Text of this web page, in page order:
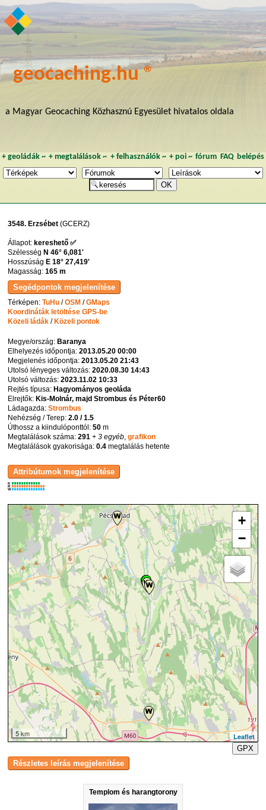
geocaching.hu ®
a Magyar Geocaching Közhasznú Egyesület hivatalos oldala
+ geoládák~ +megtalálások ~ + felhasználók~ + poi~ fórum FAQ belépés
3548. Erzsébet (GCERZ)
Templom és harangtorony
Állapot: kereshető ✅
Szélesség N 46° 6,081'
Hosszúság E 18° 27,419'
Magasság:165 m
Térképen:TuHu /OSM /GMaps
Koordináták letöltése GPS-be
Közeli ládák /Közeli pontok
Megye/ország:Baranya
Elhelyezés időpontja:2013.05.20 00:00
Megjelenés időpontja:2013.05.20 21:43
Utolsó lényeges változás:2020.08.30 14:43
Utolsó változás:2023.11.02 10:33
Rejtés típusa:Hagyományos geoláda
Elrejtők:Kis-Molnár, majd Strombus és Péter60
Ládagazda:Strombus
Nehézség / Terep:2.0 / 1.5
Úthossz a kiindulóponttól:50 m
Megtalálások száma:291 + 3 egyéb ,grafikon
Megtalálások gyakorisága:0.4 megtalálás hetente
K
R
W
+
−
5 km
Leaflet
GPX